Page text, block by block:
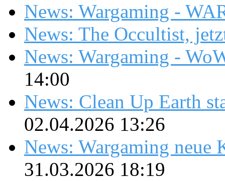
News: Wargaming -
News: The Occultist,
News: Wargaming -
14:00
News: Clean Up Earth
02.04.2026 13:26
News: Wargaming neue
31.03.2026 18:19